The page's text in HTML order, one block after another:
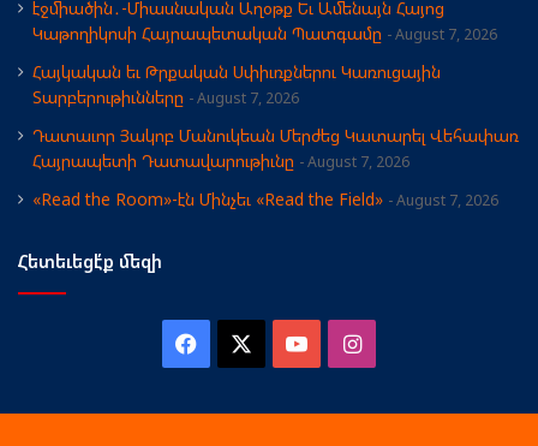
էջմիածին․-Միասնական Աղօթք Եւ Ամենայն Հայոց
Կաթողիկոսի Հայրապետական Պատգամը
August 7, 2026
Հայկական եւ Թրքական Սփիւռքներու Կառուցային
Տարբերութիւնները
August 7, 2026
Դատաւոր Յակոբ Մանուկեան Մերժեց Կատարել Վեհափառ
Հայրապետի Դատավարութիւնը
August 7, 2026
«Read the Room»-էն Մինչեւ «Read the Field» August 7, 2026
Հետեւեցէ՛ք մեզի
Facebook YouTubeInstagram